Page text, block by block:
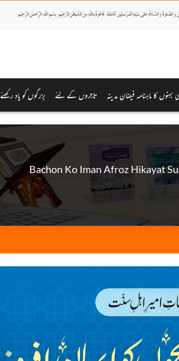
بہنوں کا ماہنامہ فیضانِ مدینہ تاجروں کے لئے بزرگوں کو یاد رکھئے
Bachon Ko Iman Afroz Hikayat